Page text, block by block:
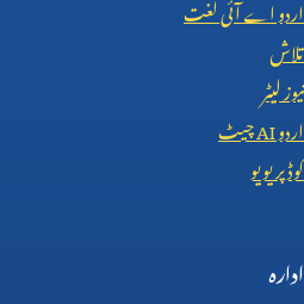
اردو اے آئی لغت
تلاش
نیوز لیٹر
اردوAIچیٹ
کوڈ پریویو
ادارہ